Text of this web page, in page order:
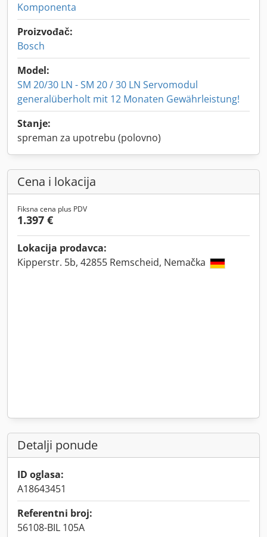
Komponenta
Proizvođač:
Bosch
Model:
SM 20/30 LN - SM 20 / 30 LN Servomodul
generalüberholt mit 12 Monaten Gewährleistung!
Stanje:
spreman za upotrebu (polovno)
Cena i lokacija
Fiksna cena plus PDV
1.397 €
Lokacija prodavca:
Kipperstr. 5b, 42855 Remscheid, Nemačka
Detalji ponude
ID oglasa:
A18643451
Referentni broj:
56108-BIL 105A